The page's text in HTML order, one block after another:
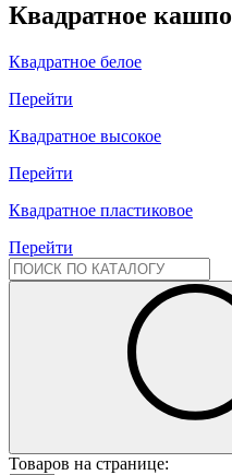
Квадратное кашпо
Квадратное белое
Перейти
Квадратное высокое
Перейти
Квадратное пластиковое
Перейти
Товаров на странице: